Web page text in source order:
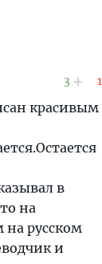
3 1
красивым
в
на
на русском
и